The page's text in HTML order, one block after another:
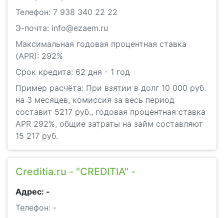
Телефон: 7 938 340 22 22
Э-почта: info@ezaem.ru
Максимальная годовая процентная ставка
(APR): 292%
Срок кредита: 62 дня - 1 год
Пример расчёта: При взятии в долг 10 000 руб.
на 3 месяцев, комиссия за весь период
составит 5217 руб., годовая процентная ставка
APR 292%, общие затраты на займ составляют
15 217 руб.
Creditia.ru - "CREDITIA" -
Адрес: -
Телефон: -